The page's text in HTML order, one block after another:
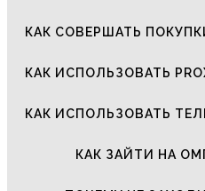
КАК СОВЕРШАТЬ
КАК ИСПОЛЬЗОВАТЬ
КАК ИСПОЛЬЗОВАТЬ
КАК ЗАЙТИ НА